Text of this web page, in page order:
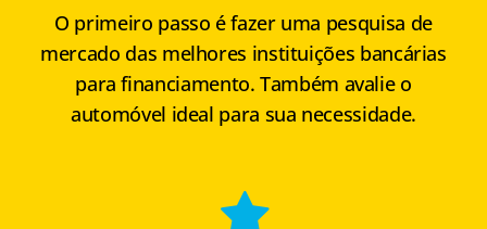
O primeiro passo é fazer uma pesquisa de
mercado das melhores instituições bancárias
para financiamento. Também avalie o
automóvel ideal para sua necessidade.